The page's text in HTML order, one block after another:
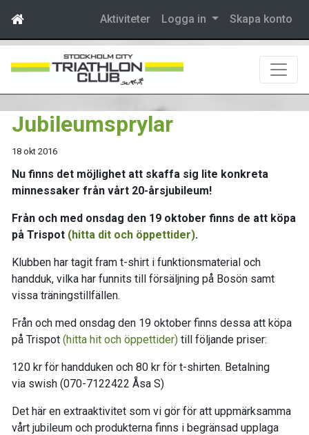
Aktiviteter Logga in Skapa konto
Jubileumsprylar
18 okt 2016
Nu finns det möjlighet att skaffa sig lite konkreta
minnessaker från vårt 20-årsjubileum!
Från och med onsdag den 19 oktober finns de att köpa
på Trispot (hitta dit och öppettider).
Klubben har tagit fram t-shirt i funktionsmaterial och
handduk, vilka har funnits till försäljning på Bosön samt
vissa träningstillfällen.
Från och med onsdag den 19 oktober finns dessa att köpa
på Trispot (hitta hit och öppettider) till följande priser:
120 kr för handduken och 80 kr för t-shirten. Betalning
via swish (070-7122422 Åsa S)
Det här en extraaktivitet som vi gör för att uppmärksamma
vårt jubileum och produkterna finns i begränsad upplaga